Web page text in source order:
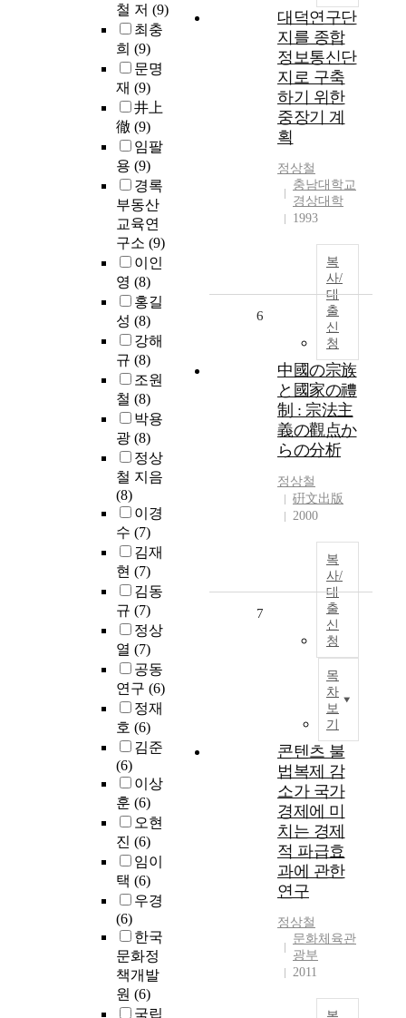
철 저 (9)
최충
희 (9)
문명
재 (9)
井上
徹 (9)
임팔
용 (9)
경록
부동산
교육연
구소 (9)
이인
영 (8)
홍길
성 (8)
강해
규 (8)
조원
철 (8)
박용
광 (8)
정상
철 지음
(8)
이경
수 (7)
김재
현 (7)
김동
규 (7)
정상
열 (7)
공동
연구 (6)
정재
호 (6)
김준
(6)
이상
훈 (6)
오현
진 (6)
임이
택 (6)
우경
(6)
한국
문화정
책개발
원 (6)
국립
대덕연구단
지를 종합
정보통신단
지로 구축
하기 위한
중장기 계
획
정상철
충남대학교
경상대학
1993
복
사/
대
출
신
청
6
中國の宗族
と國家の禮
制 : 宗法主
義の觀点か
らの分析
정상철
硏文出版
2000
복
사/
대
출
신
청
목
차
보
기
7
콘텐츠 불
법복제 감
소가 국가
경제에 미
치는 경제
적 파급효
과에 관한
연구
정상철
문화체육관
광부
2011